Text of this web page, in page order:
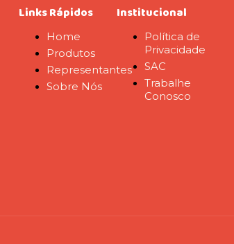
Links Rápidos
Home
Produtos
Representantes
Sobre Nós
Institucional
Política de
Privacidade
SAC
Trabalhe
Conosco